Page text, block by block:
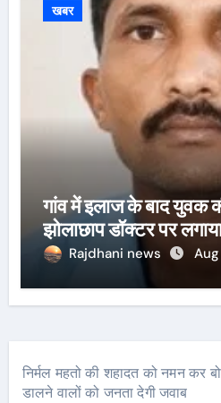
खबर
गांव में इलाज के बाद युवक
झोलाछाप डॉक्टर पर
Rajdhani news
निर्मल महतो की शहादत को नमन कर
डालने वालों को जनता देगी जवाब